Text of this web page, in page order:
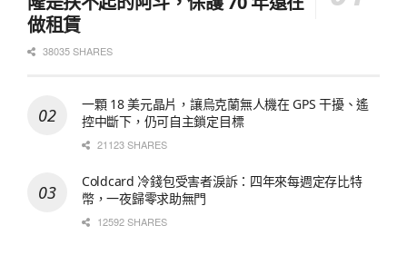
做租賃
38035 SHARES
一顆 18 美元晶片，讓烏克蘭無人機在 GPS 干擾、遙
控中斷下，仍可自主鎖定目標
21123 SHARES
Coldcard 冷錢包受害者淚訴：四年來每週定存比特
幣，一夜歸零求助無門
12592 SHARES